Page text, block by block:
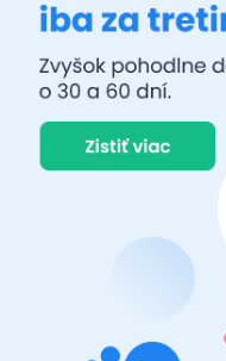
Predsunutá poloha na
kontaktu so strešným